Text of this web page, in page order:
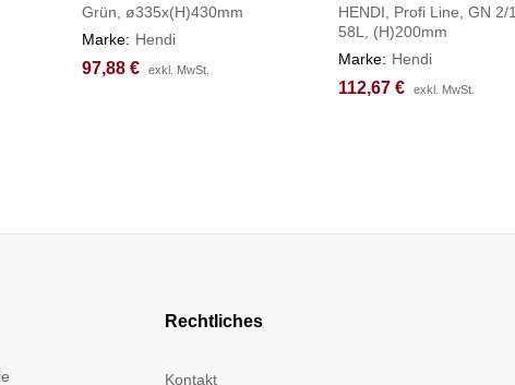
Grün, ø335x(H)430mm
Marke: Hendi
97,88 € exkl. MwSt.
97,88 € exkl. MwSt.
HENDI, Profi Line, GN 2/1,
58L, (H)200mm
Marke: Hendi
112,67 € exkl. MwSt.
112,67 € exkl. MwSt.
Rechtliches
Kontakt